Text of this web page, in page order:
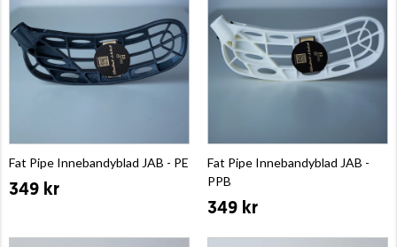
Fat Pipe Innebandyblad JAB - PE
349 kr
Fat Pipe Innebandyblad JAB -
PPB
349 kr